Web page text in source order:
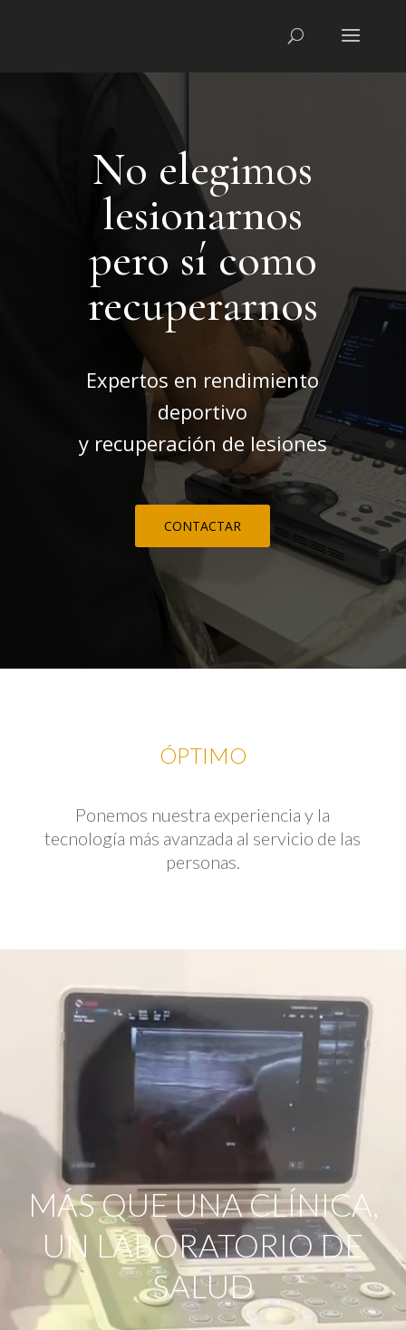
No elegimos
lesionarnos
pero sí como
recuperarnos
Expertos en rendimiento
deportivo
y recuperación de lesiones
CONTACTAR
ÓPTIMO
Ponemos nuestra experiencia y la
tecnología más avanzada al servicio de las
personas.
MÁS QUE UNA CLÍNICA,
UN LABORATORIO DE
SALUD